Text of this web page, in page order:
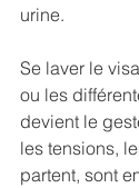
urine.
Se laver le
ou les
devient le
les tensions,
partent, sont